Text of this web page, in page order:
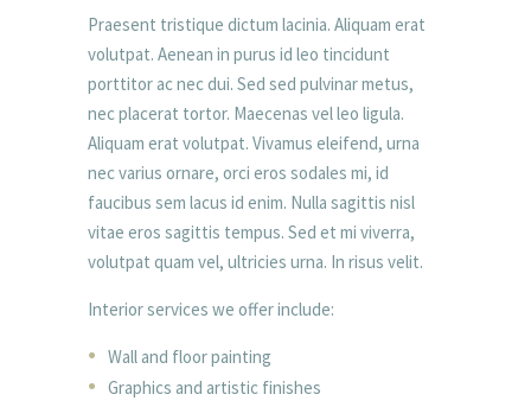
Praesent tristique dictum lacinia. Aliquam erat
volutpat. Aenean in purus id leo tincidunt
porttitor ac nec dui. Sed sed pulvinar metus,
nec placerat tortor. Maecenas vel leo ligula.
Aliquam erat volutpat. Vivamus eleifend, urna
nec varius ornare, orci eros sodales mi, id
faucibus sem lacus id enim. Nulla sagittis nisl
vitae eros sagittis tempus. Sed et mi viverra,
volutpat quam vel, ultricies urna. In risus velit.
Interior services we offer include:
Wall and floor painting
Graphics and artistic finishes